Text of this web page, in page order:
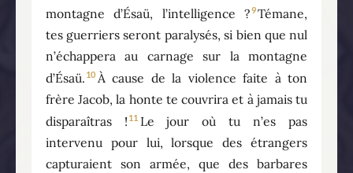
montagne d’Ésaü, l’intelligence ?9Témane,
tes guerriers seront paralysés, si bien que nul
n’échappera au carnage sur la montagne
d’Ésaü. 10 À cause de la violence faite à ton
frère Jacob, la honte te couvrira et à jamais tu
disparaîtras ! 11 Le jour où tu n’es pas
intervenu pour lui, lorsque des étrangers
capturaient son armée, que des barbares